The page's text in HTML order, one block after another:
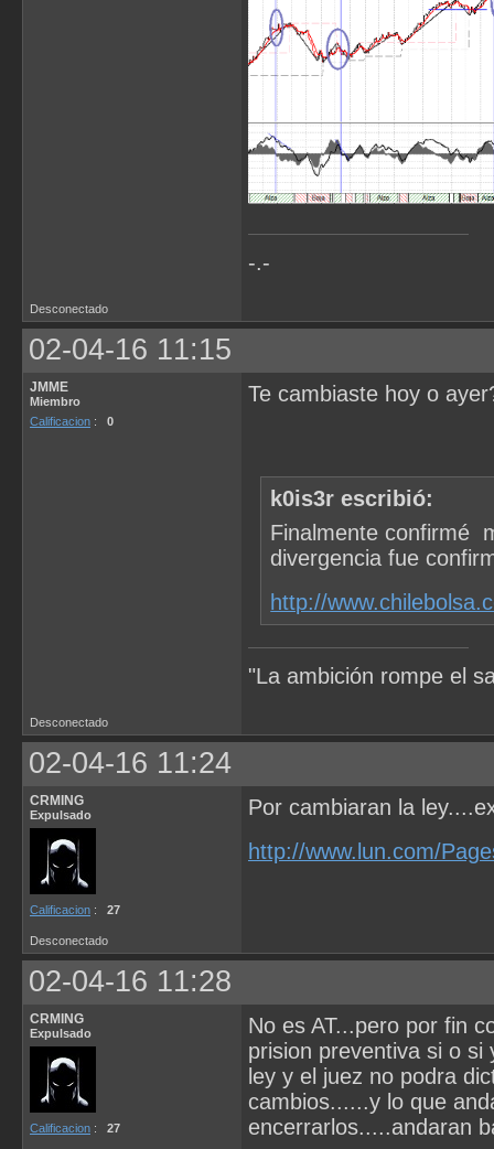
-.-
Desconectado
02-04-16 11:15
JMME
Miembro
Calificacion : 0
Te cambiaste hoy o
k0is3r escribió:
Finalmente confirmé
divergencia fue
http://
"La ambición rompe el
Desconectado
02-04-16 11:24
CRMING
Expulsado
Calificacion : 27
Por cambiaran la
http://www.lun.com/
Desconectado
02-04-16 11:28
CRMING
Expulsado
Calificacion : 27
No es AT...pero por fin
prision preventiva si o
ley y el juez no podra
cambios......y lo que
encerrarlos.....andaran